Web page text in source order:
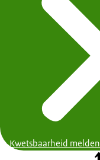
Kwetsbaarheid melden